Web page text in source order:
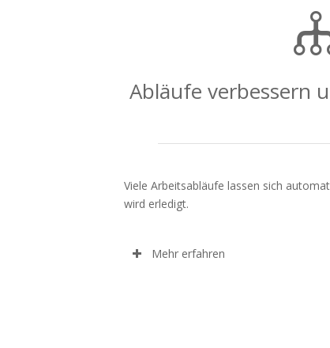
Abläufe verbessern
Viele Arbeitsabläufe lassen sich
wird erledigt.
Mehr erfahren